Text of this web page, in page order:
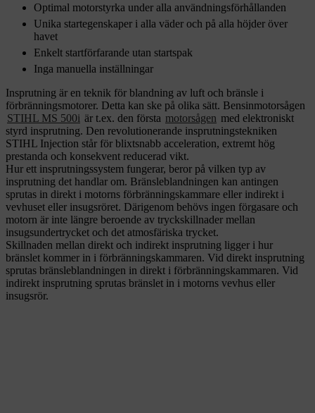
Optimal motorstyrka under alla användningsförhållanden
Unika startegenskaper i alla väder och på alla höjder över
havet
Enkelt startförfarande utan startspak
Inga manuella inställningar
Insprutning är en teknik för blandning av luft och bränsle i
förbränningsmotorer. Detta kan ske på olika sätt. Bensinmotorsågen
STIHL MS 500i är t.ex. den första motorsågen med elektroniskt
styrd insprutning. Den revolutionerande insprutningstekniken
STIHL Injection står för blixtsnabb acceleration, extremt hög
prestanda och konsekvent reducerad vikt.
Hur ett insprutningssystem fungerar, beror på vilken typ av
insprutning det handlar om. Bränsleblandningen kan antingen
sprutas in direkt i motorns förbränningskammare eller indirekt i
vevhuset eller insugsröret. Därigenom behövs ingen förgasare och
motorn är inte längre beroende av tryckskillnader mellan
insugsundertrycket och det atmosfäriska trycket.
Skillnaden mellan direkt och indirekt insprutning ligger i hur
bränslet kommer in i förbränningskammaren. Vid direkt insprutning
sprutas bränsleblandningen in direkt i förbränningskammaren. Vid
indirekt insprutning sprutas bränslet in i motorns vevhus eller
insugsrör.